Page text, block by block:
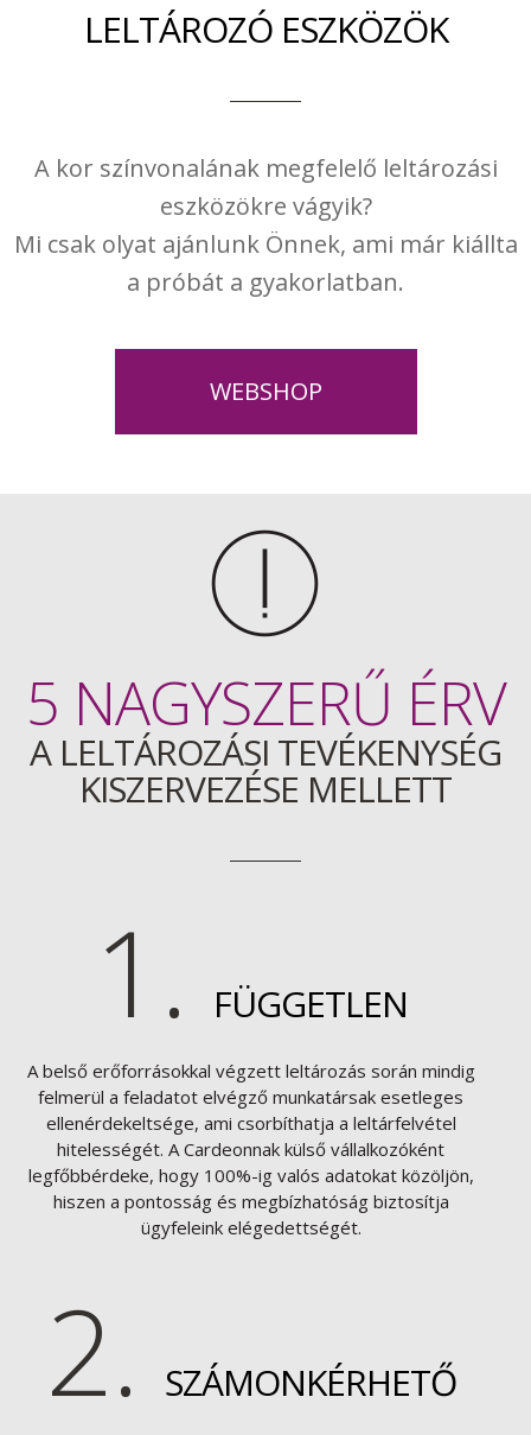
LELTÁROZÓ ESZKÖZÖK
A kor színvonalának megfelelő leltározási
eszközökre vágyik?
Mi csak olyat ajánlunk Önnek, ami már kiállta
a próbát a gyakorlatban.
WEBSHOP
5 NAGYSZERŰ ÉRV
A LELTÁROZÁSI TEVÉKENYSÉG
KISZERVEZÉSE MELLETT
1. FÜGGETLEN
A belső erőforrásokkal végzett leltározás során mindig
felmerül a feladatot elvégző munkatársak esetleges
ellenérdekeltsége, ami csorbíthatja a leltárfelvétel
hitelességét. A Cardeonnak külső vállalkozóként
legfőbbérdeke, hogy 100%-ig valós adatokat közöljön,
hiszen a pontosság és megbízhatóság biztosítja
ügyfeleink elégedettségét.
2. SZÁMONKÉRHETŐ